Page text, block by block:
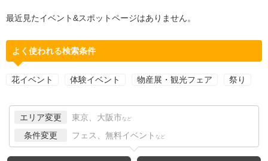
最近見たイベント&スポットページはありません。
よく使われる検索条件
花イベント 体験イベント 物産展・観光フェア 祭り
エリア変更 東京、大阪市 など
条件変更 フェス、無料イベント など